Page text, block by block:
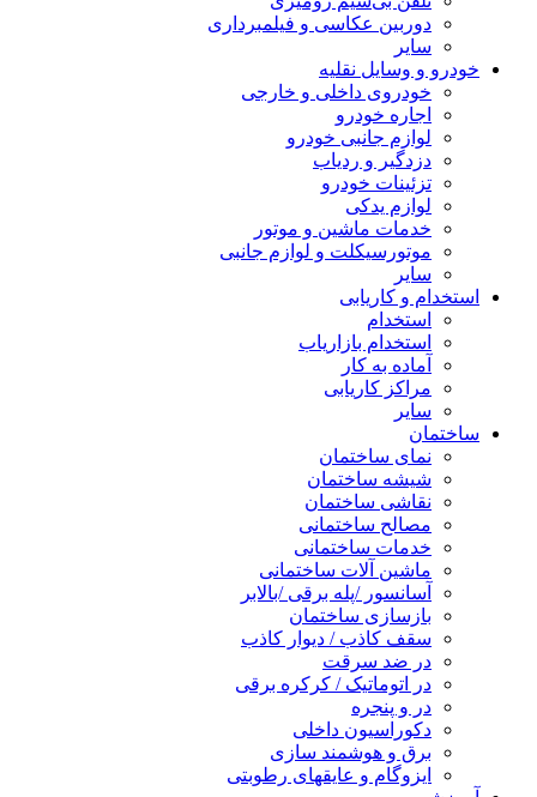
دوربین عکاسی و فیلمبرداری
سایر
خودرو و وسایل نقلیه
خودروی داخلی و خارجی
اجاره خودرو
لوازم جانبی خودرو
دزدگیر و ردیاب
تزئینات خودرو
لوازم یدکی
خدمات ماشین و موتور
موتورسیکلت و لوازم جانبی
سایر
استخدام و کاریابی
استخدام
استخدام بازاریاب
آماده به کار
مراکز کاریابی
سایر
ساختمان
نمای ساختمان
شیشه ساختمان
نقاشی ساختمان
مصالح ساختمانی
خدمات ساختمانی
ماشین آلات ساختمانی
آسانسور /پله برقی /بالابر
بازسازی ساختمان
سقف کاذب / دیوار کاذب
در ضد سرقت
در اتوماتیک / کرکره برقی
در و پنجره
دکوراسیون داخلی
برق و هوشمند سازی
ایزوگام و عایقهای رطوبتی